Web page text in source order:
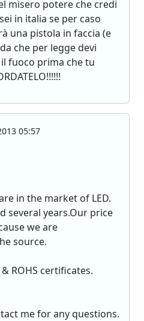
misero potere che credi
in italia se per caso
una pistola in faccia (e
che per legge devi
fuoco prima che tu
05:57
in the market of LED.
several years.Our price
we are
source.
ROHS certificates.
me for any questions.